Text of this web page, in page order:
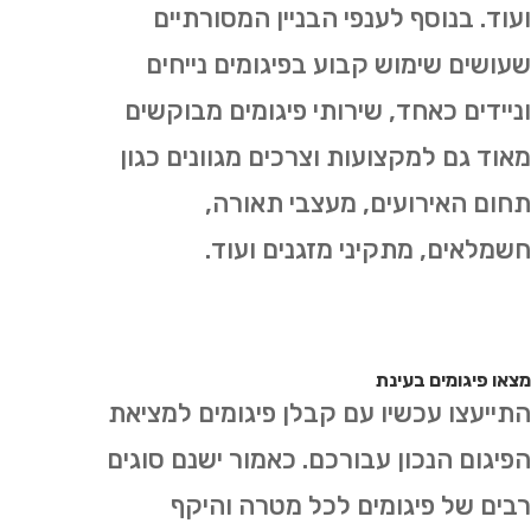
ועוד. בנוסף לענפי הבניין המסורתיים
שעושים שימוש קבוע בפיגומים נייחים
וניידים כאחד, שירותי פיגומים מבוקשים
מאוד גם למקצועות וצרכים מגוונים כגון
תחום האירועים, מעצבי תאורה,
חשמלאים, מתקיני מזגנים ועוד.
מצאו פיגומים בעינת
התייעצו עכשיו עם קבלן פיגומים למציאת
הפיגום הנכון עבורכם. כאמור ישנם סוגים
רבים של פיגומים לכל מטרה והיקף